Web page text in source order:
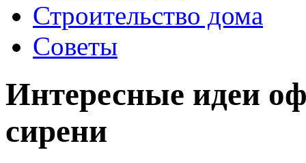
Строительство дома
Советы
Интересные идеи
сирени